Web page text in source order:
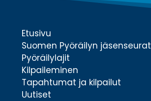
Etusivu
Suomen Pyöräilyn jäsenseurat
Pyöräilylajit
Kilpaileminen
Tapahtumat ja kilpailut
Uutiset